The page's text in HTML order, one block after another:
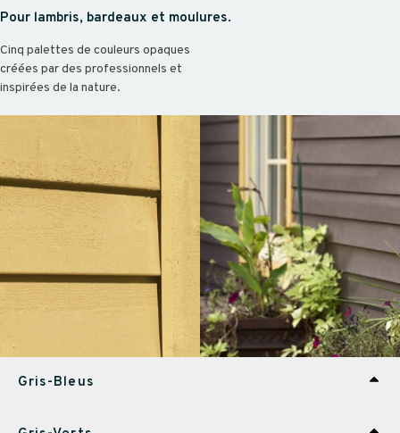
Pour lambris, bardeaux et moulures.
Cinq palettes de couleurs opaques
créées par des professionnels et
inspirées de la nature.
Gris-Bleus